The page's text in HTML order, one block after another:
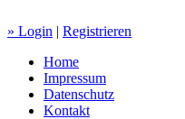
» Login | Registrieren
Home
Impressum
Datenschutz
Kontakt